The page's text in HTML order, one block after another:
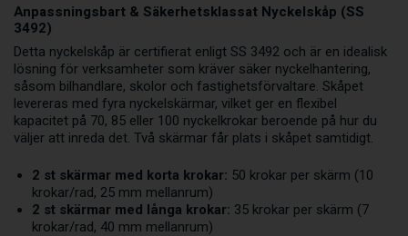
Anpassningsbart & Säkerhetsklassat Nyckelskåp (SS
3492)
Detta nyckelskåp är certifierat enligt SS 3492 och är en idealisk
lösning för verksamheter som kräver säker nyckelhantering,
såsom bilhandlare, skolor och fastighetsförvaltare. Skåpet
levereras med fyra nyckelskärmar, vilket ger en flexibel
kapacitet på 70, 85 eller 100 nyckelkrokar beroende på hur du
väljer att inreda det. Två skärmar får plats i skåpet samtidigt.
2 st skärmar med korta krokar: 50 krokar per skärm (10
krokar/rad, 25 mm mellanrum)
2 st skärmar med långa krokar: 35 krokar per skärm (7
krokar/rad, 40 mm mellanrum)